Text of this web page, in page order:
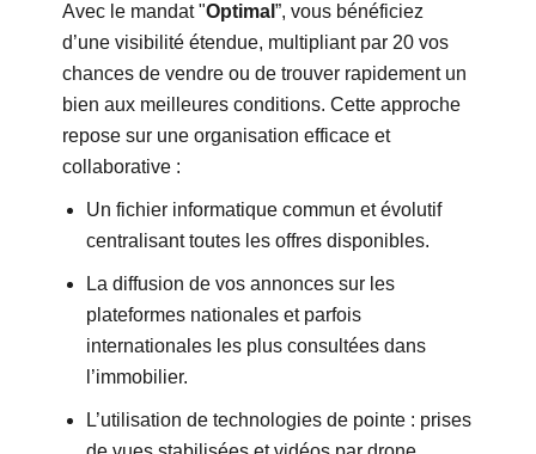
Avec le mandat "Optimal ”, vous bénéficiez
d’une visibilité étendue, multipliant par 20 vos
chances de vendre ou de trouver rapidement un
bien aux meilleures conditions. Cette approche
repose sur une organisation efficace et
collaborative :
Un fichier informatique commun et évolutif
centralisant toutes les offres disponibles.
La diffusion de vos annonces sur les
plateformes nationales et parfois
internationales les plus consultées dans
l’immobilier.
L’utilisation de technologies de pointe : prises